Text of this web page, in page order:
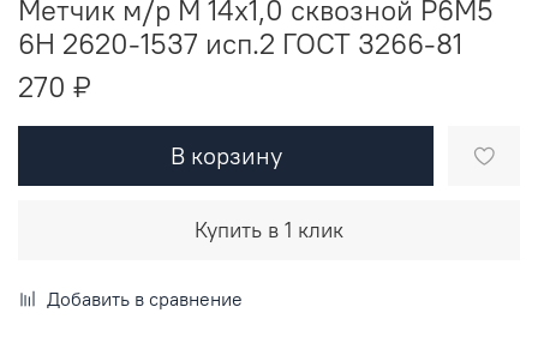
Метчик м/р М 14х1,0 сквозной Р6М5
6H 2620-1537 исп.2 ГОСТ 3266-81
270 ₽
В корзину
Купить в 1 клик
Добавить в сравнение